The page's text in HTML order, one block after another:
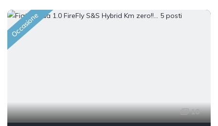
Occasione
10